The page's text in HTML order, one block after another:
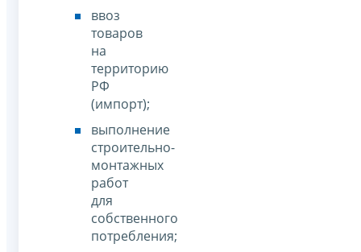
ввоз
товаров
на
территорию
РФ
(импорт);
выполнение
строительно-
монтажных
работ
для
собственного
потребления;